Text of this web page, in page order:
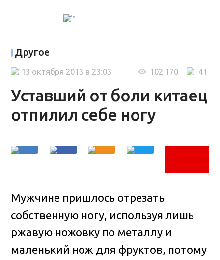
Другое
Уставший от боли китаец
отпилил себе ногу
41
102 170
13 октября 2013 в 23:03
Мужчине пришлось отрезать
собственную ногу, используя лишь
ржавую ножовку по металлу и
маленький нож для фруктов, потому